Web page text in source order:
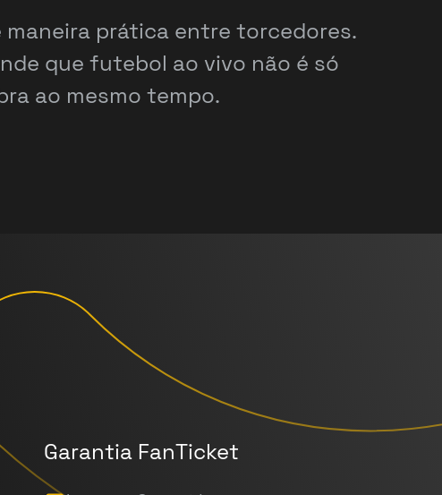
prática entre torcedores.
que futebol ao vivo não é só
ao mesmo tempo.
Garantia FanTicket